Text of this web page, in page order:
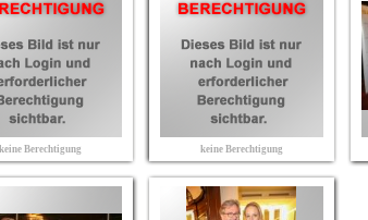
keine Berechtigung keine Berechtigung